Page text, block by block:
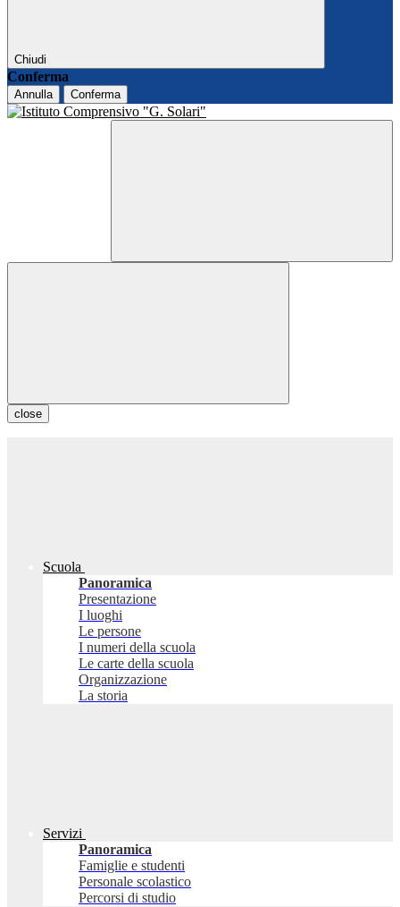
Chiudi
Conferma
Annulla Conferma
close
Scuola
Panoramica
Presentazione
I luoghi
Le persone
I numeri della scuola
Le carte della scuola
Organizzazione
La storia
Servizi
Panoramica
Famiglie e studenti
Personale scolastico
Percorsi di studio